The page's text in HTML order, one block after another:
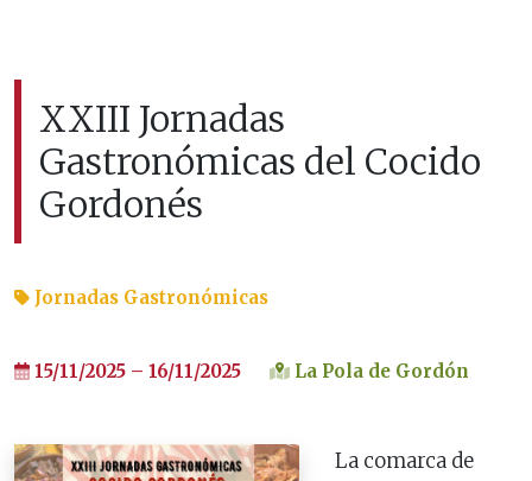
XXIII Jornadas
Gastronómicas del Cocido
Gordonés
Jornadas Gastronómicas
15/11/2025 – 16/11/2025 La Pola de Gordón
La comarca de